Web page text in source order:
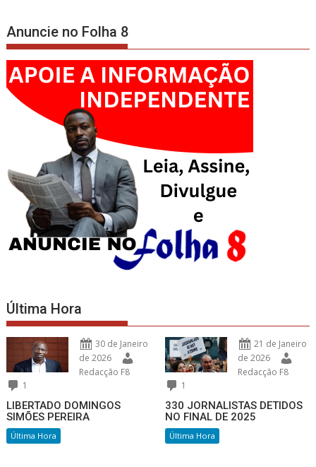
Anuncie no Folha 8
Última Hora
30 de Janeiro
de 2026
Redacção F8
1
LIBERTADO DOMINGOS
SIMÕES PEREIRA
Última Hora
21 de Janeiro
de 2026
Redacção F8
1
330 JORNALISTAS DETIDOS
NO FINAL DE 2025
Última Hora